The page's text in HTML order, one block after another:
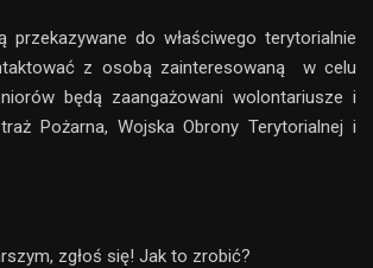
przekazywane do właściwego terytorialnie
z osobą zainteresowaną w celu
będą zaangażowani wolontariusze i
Pożarna, Wojska Obrony Terytorialnej i
zgłoś się! Jak to zrobić?